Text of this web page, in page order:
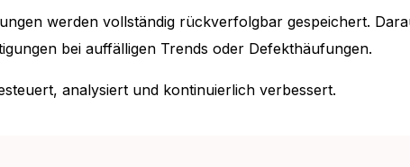
werden vollständig rückverfolgbar gespeichert.
bei auffälligen Trends oder Defekthäufungen.
analysiert und kontinuierlich verbessert.